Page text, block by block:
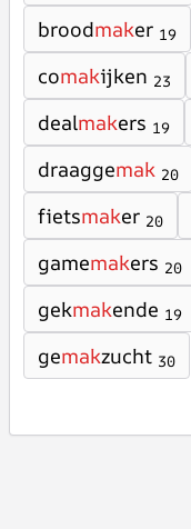
broodmaker 19
comakijken 23
dealmakers 19
draaggemak 20
fietsmaker 20
gamemakers 20
gekmakende 19
gemakzucht 30